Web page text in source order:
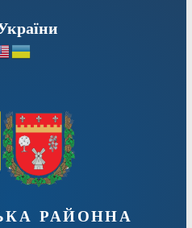
районна